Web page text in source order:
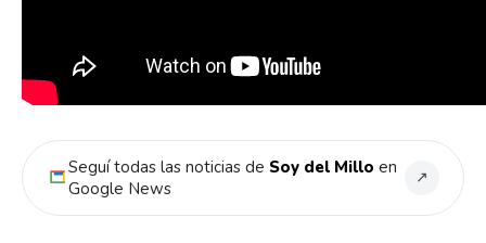
Seguí todas las noticias de Soy del Millo en
Google News
↗